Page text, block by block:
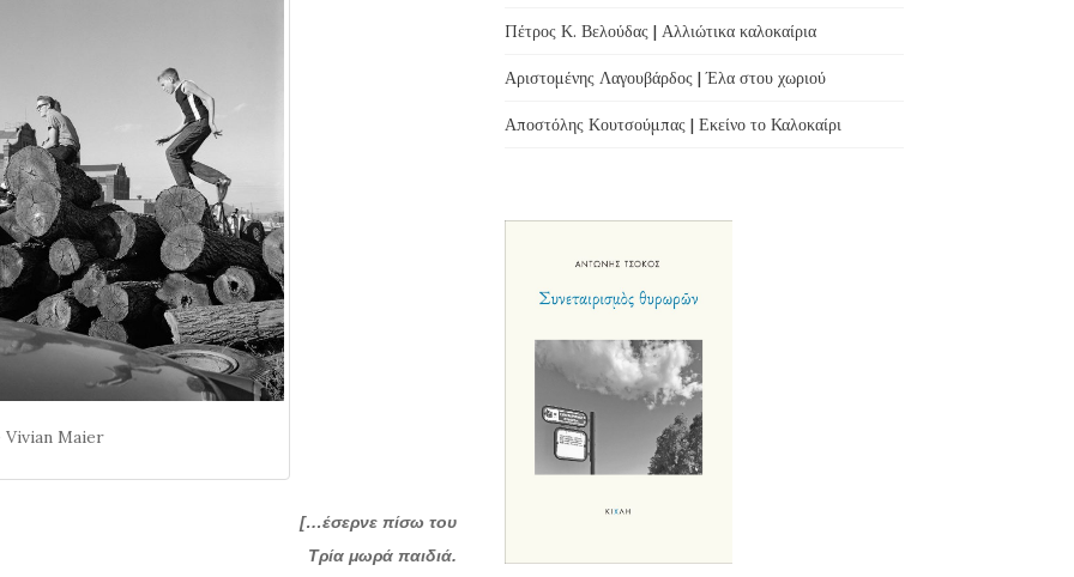
Maier
[…έσερνε πίσω του
Τρία μωρά παιδιά.
Πέτρος Κ. Βελούδας | Αλλιώτικα καλοκαίρια
Αριστομένης Λαγουβάρδος | Έλα στου χωριού
Αποστόλης Κουτσούμπας | Εκείνο το Καλοκαίρι